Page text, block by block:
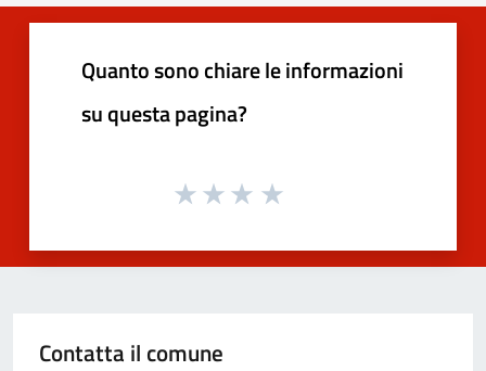
Quanto sono chiare le informazioni
su questa pagina?
Contatta il comune